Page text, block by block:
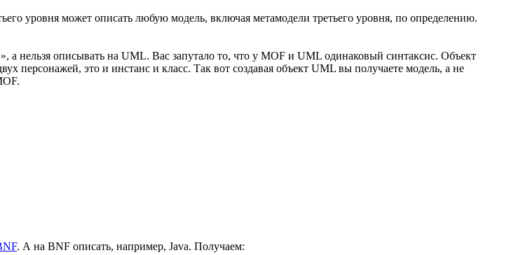
уровня может описать любую модель, включая метамодели третьего уровня, по определению.
нельзя описывать на UML. Вас запутало то, что у MOF и UML одинаковый синтаксис. Объект
персонажей, это и инстанс и класс. Так вот создавая объект UML вы получаете модель, а не
. А на BNF описать, например, Java. Получаем: